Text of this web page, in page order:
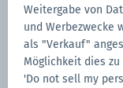
Versichern Sie
CARE+, die
bei Schäden
können.
Weitergabe von
und Werbezwecke
als "Verkauf"
Möglichkeit dies
'Do not sell my